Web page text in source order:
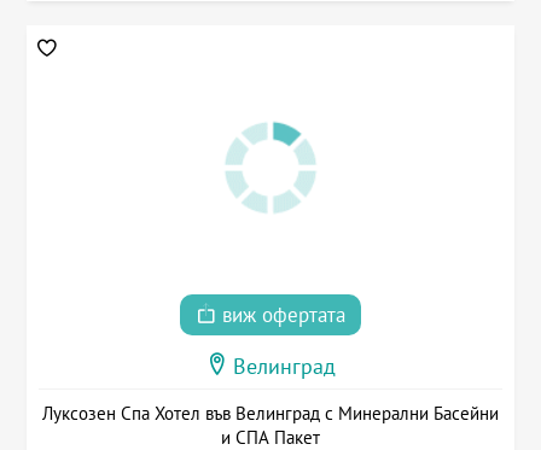
виж офертата
Велинград
Луксозен Спа Хотел във Велинград с Минерални Басейни
и СПА Пакет